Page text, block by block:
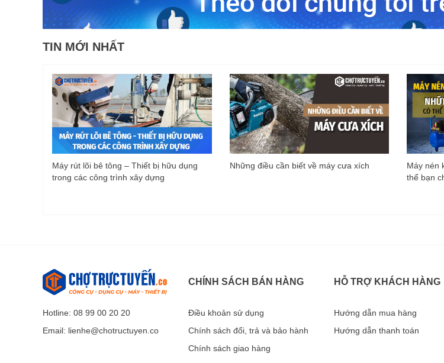
TIN MỚI NHẤT
Máy rút lõi bê tông – Thiết bị hữu dụng
trong các công trình xây dựng
Những điều cần biết về máy cưa xích
Máy nén
thể bạn
Hotline: 08 99 00 20 20
Email: lienhe@chotructuyen.co
CHÍNH SÁCH BÁN HÀNG
Điều khoản sử dụng
Chính sách đổi, trả và bảo hành
Chính sách giao hàng
HỖ TRỢ KHÁCH HÀNG
Hướng dẫn mua hàng
Hướng dẫn thanh toán